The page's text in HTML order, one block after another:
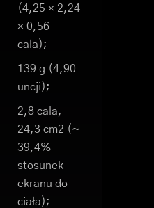
(4,25 × 2,24
× 0,56
cala);
139 g (4,90
uncji);
2,8 cala,
24,3 cm2 (~
39,4%
stosunek
ekranu do
ciała);